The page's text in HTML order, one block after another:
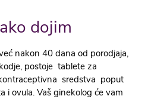
dojim
nakon 40 dana od porodjaja,
postoje tablete za
sredstva poput
i ovula. Vaš ginekolog će vam